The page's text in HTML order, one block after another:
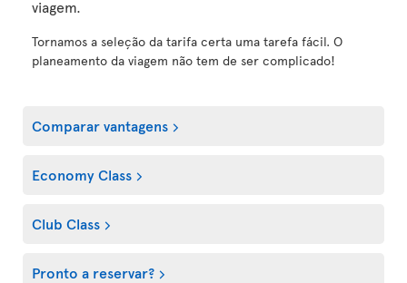
viagem.
Tornamos a seleção da tarifa certa uma tarefa fácil. O
planeamento da viagem não tem de ser complicado!
Comparar vantagens
Economy Class
Club Class
Pronto a reservar?